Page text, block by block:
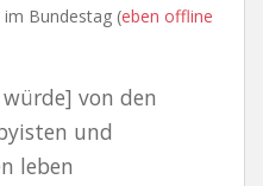
Bundestag (eben offline
von den
und
leben